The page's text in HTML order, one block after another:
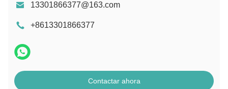
13301866377@163.com
+8613301866377
Contactar ahora